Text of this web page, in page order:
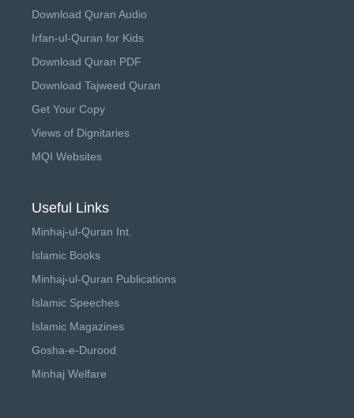
Download Quran Audio
Irfan-ul-Quran for Kids
Download Quran PDF
Download Tajweed Quran
Get Your Copy
Views of Dignitaries
MQI Websites
Useful Links
Minhaj-ul-Quran Int.
Islamic Books
Minhaj-ul-Quran Publications
Islamic Speeches
Islamic Magazines
Gosha-e-Durood
Minhaj Welfare